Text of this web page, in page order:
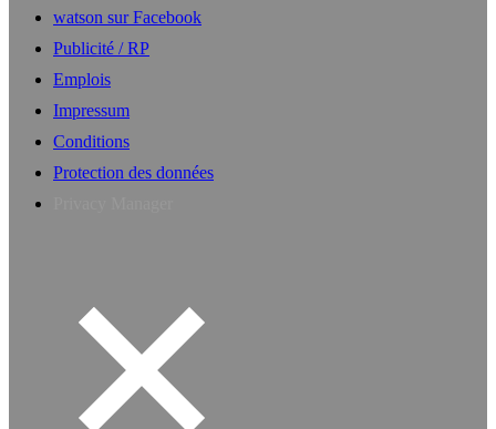
watson sur Facebook
Publicité / RP
Emplois
Impressum
Conditions
Protection des données